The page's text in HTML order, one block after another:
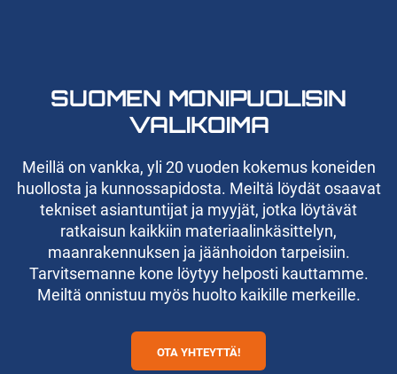
SUOMEN MONIPUOLISIN
VALIKOIMA
Meillä on vankka, yli 20 vuoden kokemus koneiden
huollosta ja kunnossapidosta. Meiltä löydät osaavat
tekniset asiantuntijat ja myyjät, jotka löytävät
ratkaisun kaikkiin materiaalinkäsittelyn,
maanrakennuksen ja jäänhoidon tarpeisiin.
Tarvitsemanne kone löytyy helposti kauttamme.
Meiltä onnistuu myös huolto kaikille merkeille.
OTA YHTEYTTÄ!